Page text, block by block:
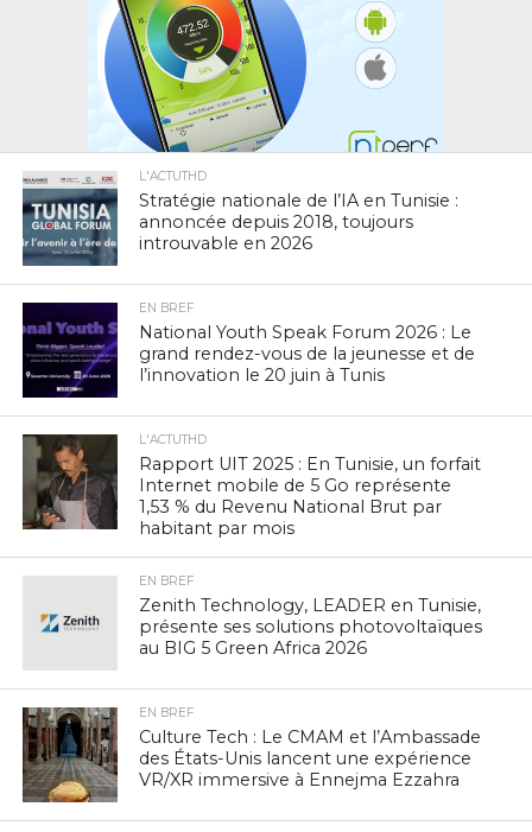
L'ACTUTHD
Stratégie nationale de l’IA en Tunisie :
annoncée depuis 2018, toujours
introuvable en 2026
EN BREF
National Youth Speak Forum 2026 : Le
grand rendez-vous de la jeunesse et de
l’innovation le 20 juin à Tunis
L'ACTUTHD
Rapport UIT 2025 : En Tunisie, un forfait
Internet mobile de 5 Go représente
1,53 % du Revenu National Brut par
habitant par mois
EN BREF
Zenith Technology, LEADER en Tunisie,
présente ses solutions photovoltaïques
au BIG 5 Green Africa 2026
EN BREF
Culture Tech : Le CMAM et l’Ambassade
des États-Unis lancent une expérience
VR/XR immersive à Ennejma Ezzahra